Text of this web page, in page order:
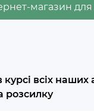
магазин
курсі всіх наших
розсилку